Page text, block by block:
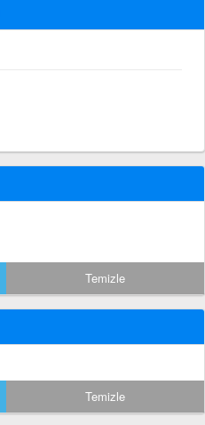
Temizle
Temizle